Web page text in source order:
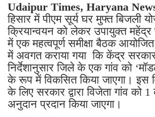
Udaipur Times, Haryana
हिसार में पीएम सूर्य घर मुफ्त बिजली
क्रियान्वयन को लेकर उपायुक्त महेंद्र
में एक महत्वपूर्ण समीक्षा बैठक
में अवगत कराया गया कि केंद्र
निर्देशानुसार जिले के एक गांव को
के रूप में विकसित किया जाएगा। इस
के लिए सरकार द्वारा विजेता गांव को
अनुदान प्रदान किया जाएगा।